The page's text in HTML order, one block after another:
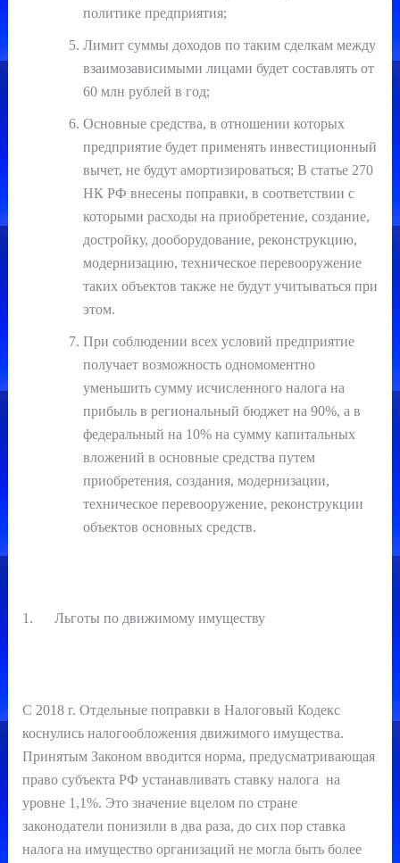
политике предприятия;
Лимит суммы доходов по таким сделкам между
взаимозависимыми лицами будет составлять от
60 млн рублей в год;
Основные средства, в отношении которых
предприятие будет применять инвестиционный
вычет, не будут амортизироваться; В статье 270
НК РФ внесены поправки, в соответствии с
которыми расходы на приобретение, создание,
достройку, дооборудование, реконструкцию,
модернизацию, техническое перевооружение
таких объектов также не будут учитываться при
этом.
При соблюдении всех условий предприятие
получает возможность одномоментно
уменьшить сумму исчисленного налога на
прибыль в региональный бюджет на 90%, а в
федеральный на 10% на сумму капитальных
вложений в основные средства путем
приобретения, создания, модернизации,
техническое перевооружение, реконструкции
объектов основных средств.
1. Льготы по движимому имуществу
С 2018 г. Отдельные поправки в Налоговый Кодекс
коснулись налогообложения движимого имущества.
Принятым Законом вводится норма, предусматривающая
право субъекта РФ устанавливать ставку налога на
уровне 1,1%. Это значение вцелом по стране
законодатели понизили в два раза, до сих пор ставка
налога на имущество организаций не могла быть более